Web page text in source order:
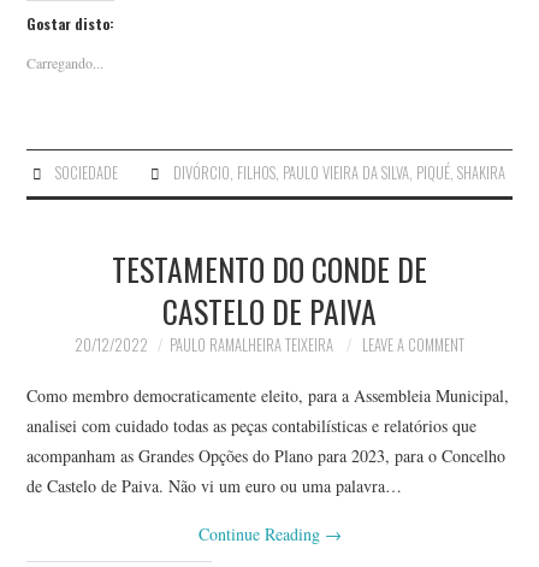
Gostar disto:
Carregando...
SOCIEDADE DIVÓRCIO, FILHOS, PAULO VIEIRA DA SILVA, PIQUÉ, SHAKIRA
TESTAMENTO DO CONDE DE
CASTELO DE PAIVA
20/12/2022 PAULO RAMALHEIRA TEIXEIRA LEAVE A COMMENT
Como membro democraticamente eleito, para a Assembleia Municipal,
analisei com cuidado todas as peças contabilísticas e relatórios que
acompanham as Grandes Opções do Plano para 2023, para o Concelho
de Castelo de Paiva. Não vi um euro ou uma palavra…
Continue Reading →